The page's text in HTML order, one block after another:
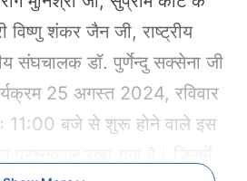
विष्णु शंकर जैन जी, राष्ट्रीय
संघचालक डॉ. पुर्णेन्दु सक्सेना जी
25 अगस्त 2024, रविवार
11:00 बजे से शुरू होने वाले इस